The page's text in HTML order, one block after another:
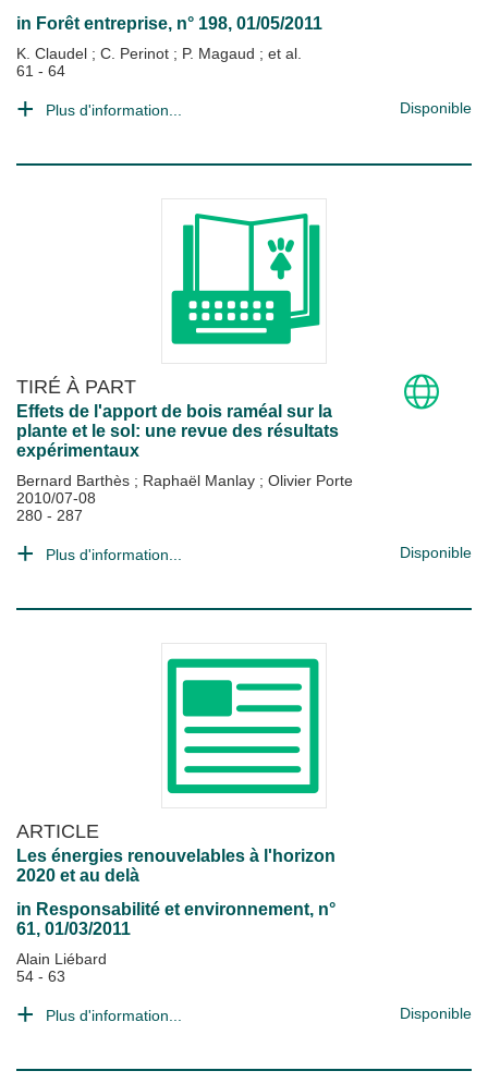
in Forêt entreprise, n° 198, 01/05/2011
K. Claudel ; C. Perinot ; P. Magaud ; et al.
61 - 64
Plus d'information... Disponible
TIRÉ À PART
Effets de l'apport de bois raméal sur la
plante et le sol: une revue des résultats
expérimentaux
Bernard Barthès ; Raphaël Manlay ; Olivier Porte
2010/07-08
280 - 287
Plus d'information... Disponible
ARTICLE
Les énergies renouvelables à l'horizon
2020 et au delà
in Responsabilité et environnement, n°
61, 01/03/2011
Alain Liébard
54 - 63
Plus d'information... Disponible